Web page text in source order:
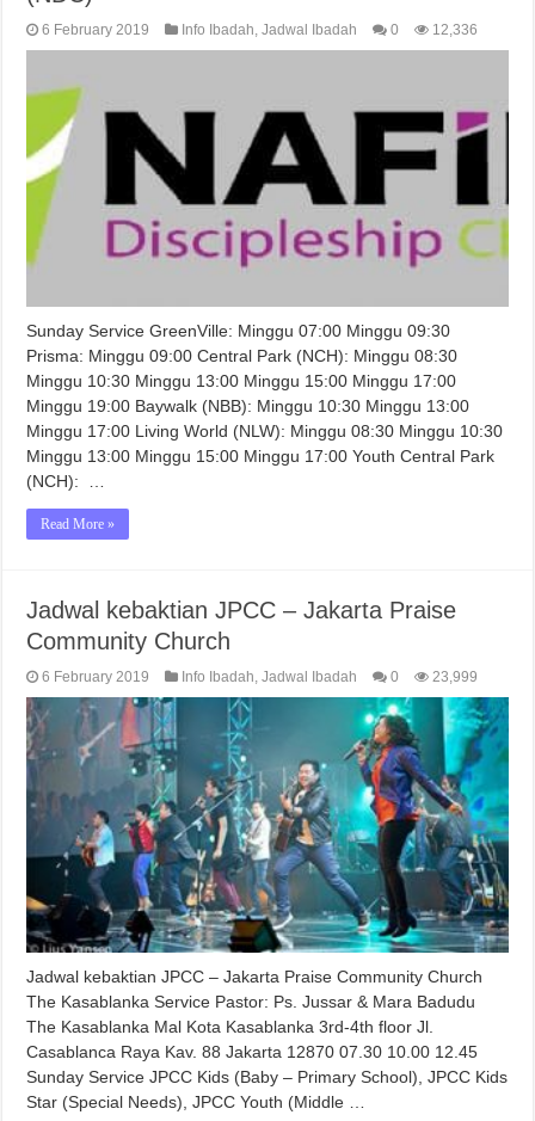
6 February 2019 Info Ibadah ,Jadwal Ibadah 0 12,336
Sunday Service GreenVille: Minggu 07:00 Minggu 09:30
Prisma: Minggu 09:00 Central Park (NCH): Minggu 08:30
Minggu 10:30 Minggu 13:00 Minggu 15:00 Minggu 17:00
Minggu 19:00 Baywalk (NBB): Minggu 10:30 Minggu 13:00
Minggu 17:00 Living World (NLW): Minggu 08:30 Minggu 10:30
Minggu 13:00 Minggu 15:00 Minggu 17:00 Youth Central Park
(NCH): …
Read More »
Jadwal kebaktian JPCC – Jakarta Praise
Community Church
6 February 2019 Info Ibadah ,Jadwal Ibadah 0 23,999
Jadwal kebaktian JPCC – Jakarta Praise Community Church
The Kasablanka Service Pastor: Ps. Jussar & Mara Badudu
The Kasablanka Mal Kota Kasablanka 3rd-4th floor Jl.
Casablanca Raya Kav. 88 Jakarta 12870 07.30 10.00 12.45
Sunday Service JPCC Kids (Baby – Primary School), JPCC Kids
Star (Special Needs), JPCC Youth (Middle …